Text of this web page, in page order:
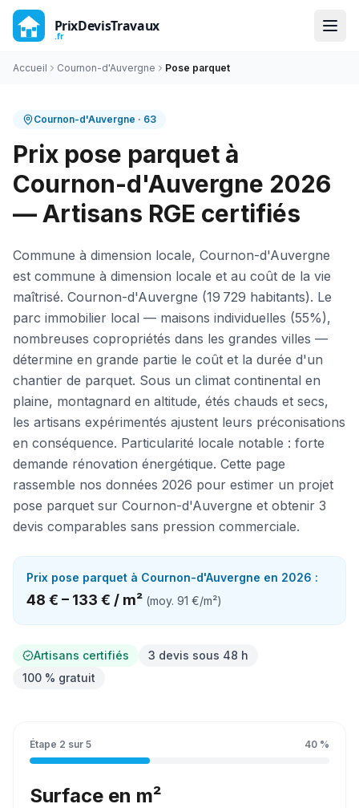
Accueil Cournon-d'Auvergne Pose parquet
Cournon-d'Auvergne · 63
Prix pose parquet à
Cournon-d'Auvergne 2026
— Artisans RGE certifiés
Commune à dimension locale, Cournon-d'Auvergne
est commune à dimension locale et au coût de la vie
maîtrisé. Cournon-d'Auvergne (19 729 habitants). Le
parc immobilier local — maisons individuelles (55%),
nombreuses copropriétés dans les grandes villes —
détermine en grande partie le coût et la durée d'un
chantier de parquet. Sous un climat continental en
plaine, montagnard en altitude, étés chauds et secs,
les artisans expérimentés ajustent leurs préconisations
en conséquence. Particularité locale notable : forte
demande rénovation énergétique. Cette page
rassemble nos données 2026 pour estimer un projet
pose parquet sur Cournon-d'Auvergne et obtenir 3
devis comparables sans pression commerciale.
Prix pose parquet à Cournon-d'Auvergne en 2026 :
48 € – 133 € / m² (moy. 91 €/m²)
Artisans certifiés
3 devis sous 48 h
100 % gratuit
Étape 2 sur 5 40 %
Surface en m²